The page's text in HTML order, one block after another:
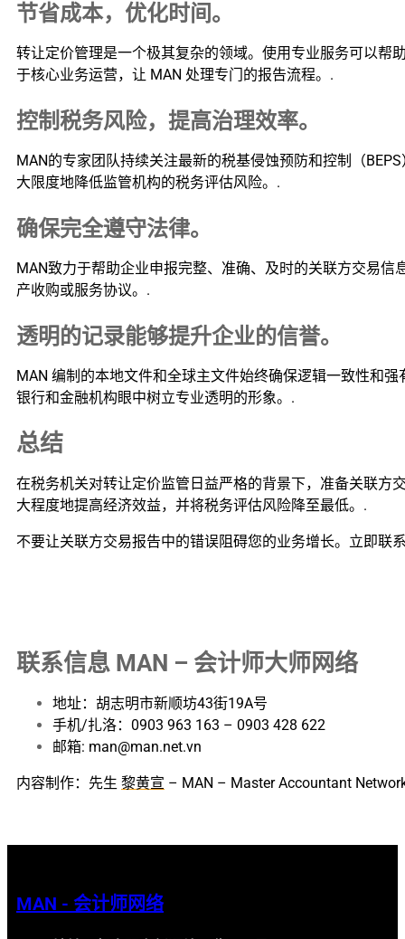
节省成本，优化时间。
转让定价管理是一个极其复杂的领域。使用专业服务可以帮
于核心业务运营，让 MAN 处理专门的报告流程。.
控制税务风险，提高治理效率。
MAN的专家团队持续关注最新的税基侵蚀预防和控制（
大限度地降低监管机构的税务评估风险。.
确保完全遵守法律。
MAN致力于帮助企业申报完整、准确、及时的关联方交易
产收购或服务协议。.
透明的记录能够提升企业的信誉。
MAN 编制的本地文件和全球主文件始终确保逻辑一致性和
银行和金融机构眼中树立专业透明的形象。.
总结
在税务机关对转让定价监管日益严格的背景下，准备关联方
大程度地提高经济效益，并将税务评估风险降至最低。.
不要让关联方交易报告中的错误阻碍您的业务增长。立即联
联系信息 MAN – 会计师大师网络
地址：胡志明市新顺坊43街19A号
手机/扎洛：0903 963 163 – 0903 428 622
邮箱: man@man.net.vn
内容制作：先生 黎黄宣 – MAN – Master Accountant
MAN - 会计师网络